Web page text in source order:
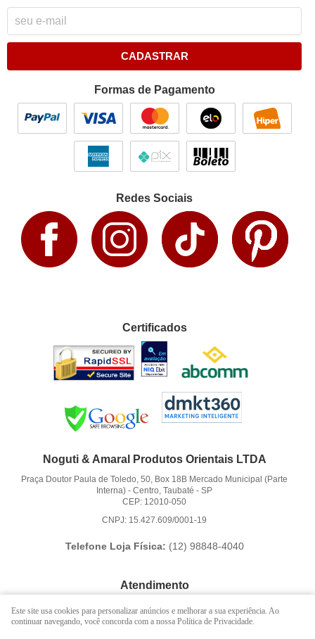
CADASTRAR
Formas de Pagamento
Redes Sociais
Certificados
Noguti & Amaral Produtos Orientais LTDA
Praça Doutor Paula de Toledo, 50, Box 18B Mercado Municipal (Parte
Interna) -Centro, Taubaté -SP
CEP: 12010-050
CNPJ: 15.427.609/0001-19
Telefone Loja Física: (12) 98848-4040
Atendimento
(12) 3621-6262
(12)98848-4040
Este site usa cookies para personalizar anúncios e melhorar a sua experiência. Ao
continuar navegando, você concorda com a nossa Política de Privacidade.